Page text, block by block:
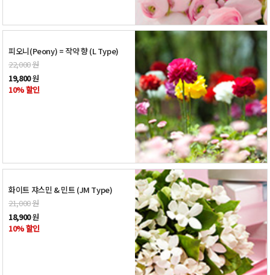
피오니(Peony) = 작약 향 (L Type)
22,000원
19,800원
10% 할인
화이트 쟈스민 & 민트 (JM Type)
21,000원
18,900원
10% 할인